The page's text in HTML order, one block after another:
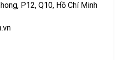
P12, Q10, Hồ Chí Minh